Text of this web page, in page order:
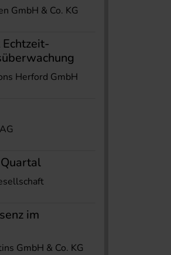
GmbH & Co. KG
Herford GmbH
im
GmbH & Co. KG